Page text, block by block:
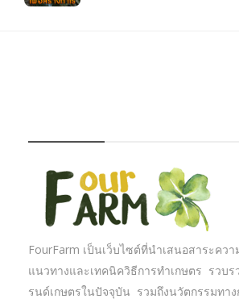
FourFarm เป็นเว็บไซต์ที่นำเสนอสาระคว
แนวทางและเทคนิควิธีการทำเกษตร รวบร
รนด์เกษตรในปัจจุบัน รวมถึงนวัตกรรมทาง